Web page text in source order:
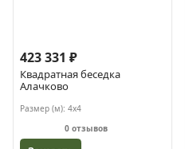
423 331 ₽
Квадратная беседка
Алачково
Размер (м): 4х4
0 отзывов